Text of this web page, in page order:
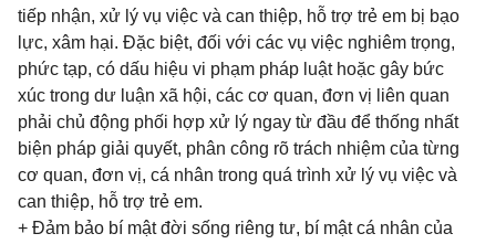
tiếp nhận, xử lý vụ việc và can thiệp, hỗ trợ trẻ em bị bạo
lực, xâm hại. Đặc biệt, đối với các vụ việc nghiêm trọng,
phức tạp, có dấu hiệu vi phạm pháp luật hoặc gây bức
xúc trong dư luận xã hội, các cơ quan, đơn vị liên quan
phải chủ động phối hợp xử lý ngay từ đầu để thống nhất
biện pháp giải quyết, phân công rõ trách nhiệm của từng
cơ quan, đơn vị, cá nhân trong quá trình xử lý vụ việc và
can thiệp, hỗ trợ trẻ em.
+ Đảm bảo bí mật đời sống riêng tư, bí mật cá nhân của